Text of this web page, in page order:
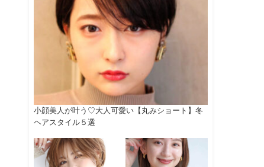
小顔美人が叶う♡大人可愛い【丸みショート】冬
ヘアスタイル５選